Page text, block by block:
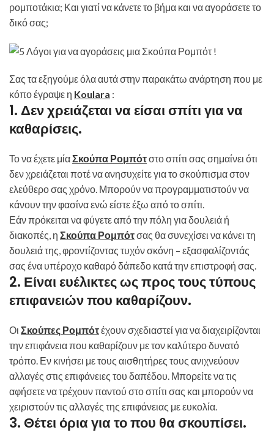
ρομποτάκια; Και γιατί να κάνετε το βήμα και να αγοράσετε το
δικό σας;
Σας τα εξηγούμε όλα αυτά στην παρακάτω ανάρτηση που με
κόπο έγραψε η Koulara :
1. Δεν χρειάζεται να είσαι σπίτι για να
καθαρίσεις.
Το να έχετε μίαΣκούπα Ρομπότστο σπίτι σας σημαίνει ότι
δεν χρειάζεται ποτέ να ανησυχείτε για το σκούπισμα στον
ελεύθερο σας χρόνο. Μπορούν να προγραμματιστούν να
κάνουν την φασίνα ενώ είστε έξω από το σπίτι.
Εάν πρόκειται να φύγετε από την πόλη για δουλειά ή
διακοπές, η Σκούπα Ρομπότσας θα συνεχίσει να κάνει τη
δουλειά της, φροντίζοντας τυχόν σκόνη – εξασφαλίζοντάς
σας ένα υπέροχο καθαρό δάπεδο κατά την επιστροφή σας.
2. Είναι ευέλικτες ως προς τους τύπους
επιφανειών που καθαρίζουν.
Οι Σκούπες Ρομπότέχουν σχεδιαστεί για να διαχειρίζονται
την επιφάνεια που καθαρίζουν με τον καλύτερο δυνατό
τρόπο. Εν κινήσει με τους αισθητήρες τους ανιχνεύουν
αλλαγές στις επιφάνειες του δαπέδου. Μπορείτε να τις
αφήσετε να τρέχουν παντού στο σπίτι σας και μπορούν να
χειριστούν τις αλλαγές της επιφάνειας με ευκολία.
3. Θέτει όρια για το που θα σκουπίσει.